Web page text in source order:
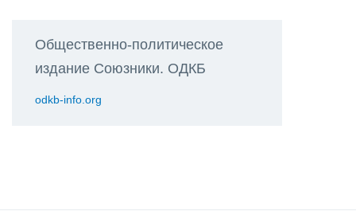
Общественно-политическое
издание Союзники. ОДКБ
odkb-info.org